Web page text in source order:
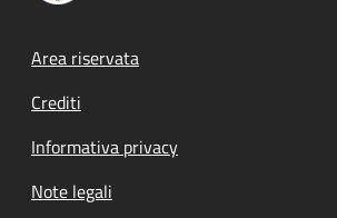
Footer menu
Area riservata
Crediti
Informativa privacy
Note legali